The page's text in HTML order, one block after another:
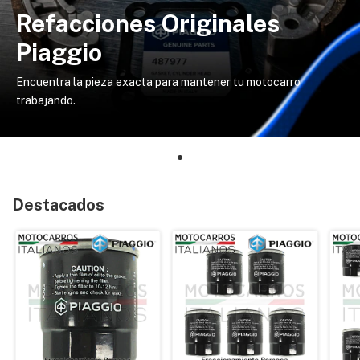
Refacciones Originales
Piaggio
Encuentra la pieza exacta para mantener tu motocarro
trabajando.
Destacados